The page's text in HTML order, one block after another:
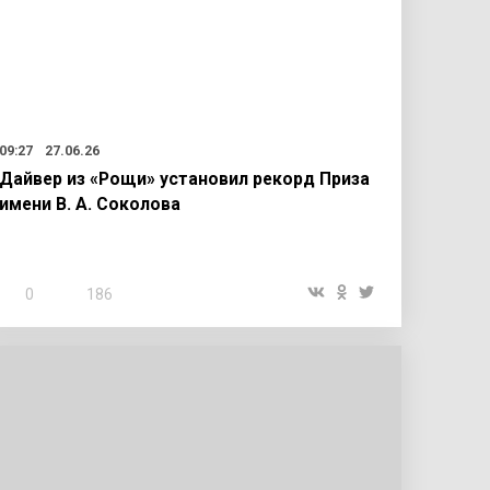
09:27 27.06.26
Дайвер из «Рощи» установил рекорд Приза
имени В. А. Соколова
0 186